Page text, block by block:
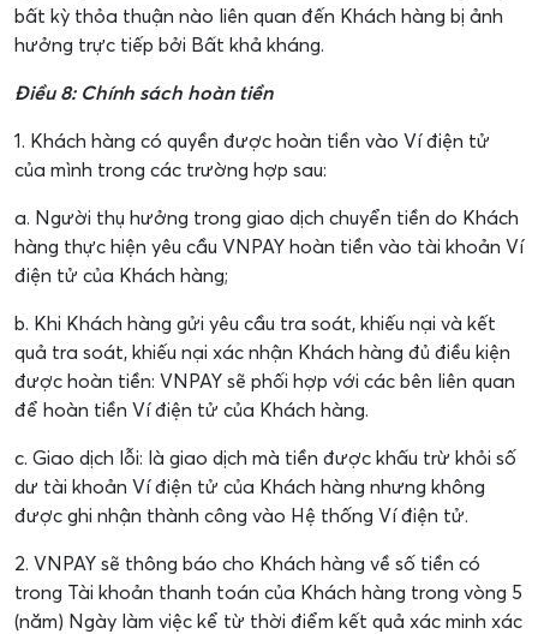
bất kỳ thỏa thuận nào liên quan đến Khách hàng bị ảnh
hưởng trực tiếp bởi Bất khả kháng.
Điều 8: Chính sách hoàn tiền
1. Khách hàng có quyền được hoàn tiền vào Ví điện tử
của mình trong các trường hợp sau:
a. Người thụ hưởng trong giao dịch chuyển tiền do Khách
hàng thực hiện yêu cầu VNPAY hoàn tiền vào tài khoản Ví
điện tử của Khách hàng;
b. Khi Khách hàng gửi yêu cầu tra soát, khiếu nại và kết
quả tra soát, khiếu nại xác nhận Khách hàng đủ điều kiện
được hoàn tiền: VNPAY sẽ phối hợp với các bên liên quan
để hoàn tiền Ví điện tử của Khách hàng.
c. Giao dịch lỗi: là giao dịch mà tiền được khấu trừ khỏi số
dư tài khoản Ví điện tử của Khách hàng nhưng không
được ghi nhận thành công vào Hệ thống Ví điện tử.
2. VNPAY sẽ thông báo cho Khách hàng về số tiền có
trong Tài khoản thanh toán của Khách hàng trong vòng 5
(năm) Ngày làm việc kể từ thời điểm kết quả xác minh xác